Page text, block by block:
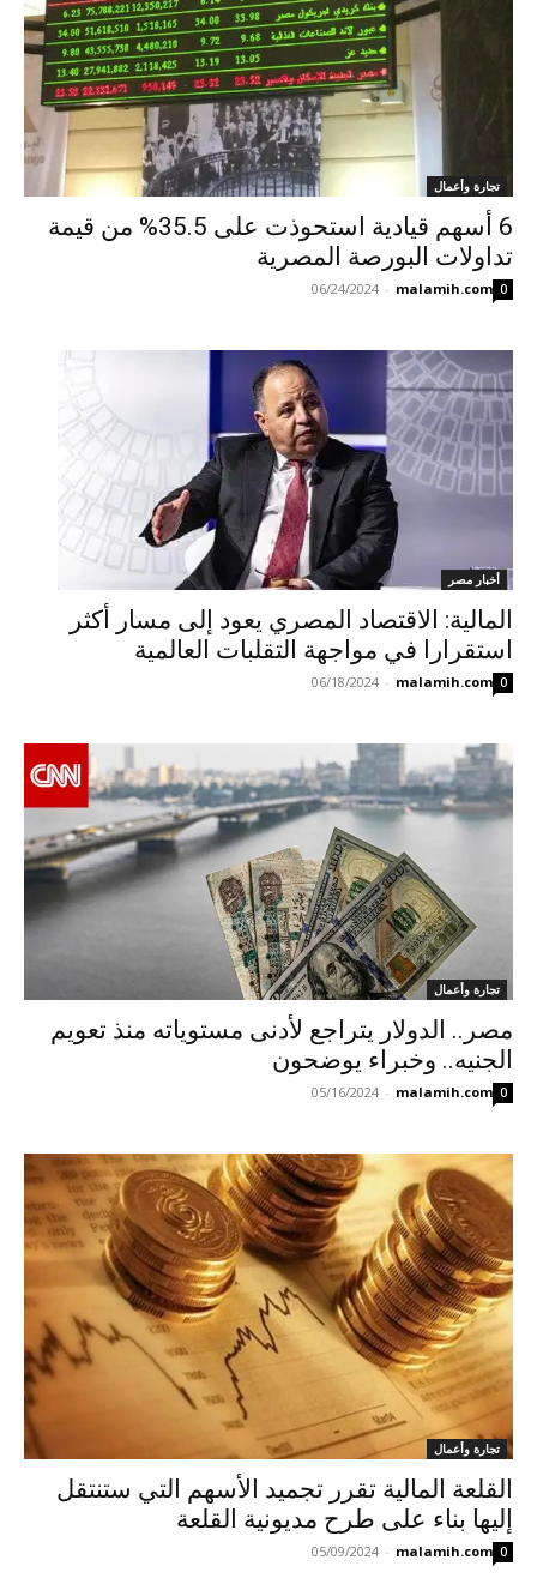
تجارة وأعمال
6 أسهم قيادية استحوذت على 35.5% من قيمة
تداولات البورصة المصرية
malamih.com
-
06/24/2024 0
أخبار مصر
المالية: الاقتصاد المصري يعود إلى مسار أكثر
استقرارا في مواجهة التقلبات العالمية
malamih.com
-
06/18/2024 0
تجارة وأعمال
مصر.. الدولار يتراجع لأدنى مستوياته منذ تعويم
الجنيه.. وخبراء يوضحون
malamih.com
-
05/16/2024 0
تجارة وأعمال
القلعة المالية تقرر تجميد الأسهم التي ستنتقل
إليها بناء على طرح مديونية القلعة
malamih.com
-
05/09/2024 0